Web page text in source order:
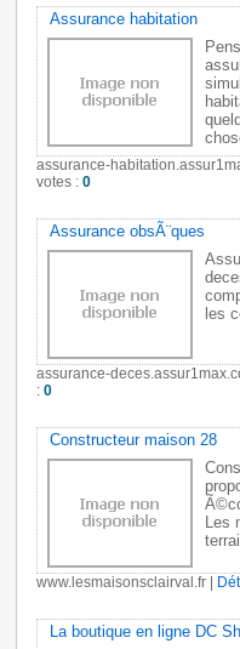
Assurance habitation
assurance-
votes : 0
Assurance obsÃ¨ques
les
assurance-
: 0
Constructeur maison 28
Les
www.lesmaisonsclairval.fr
La boutique en ligne DC